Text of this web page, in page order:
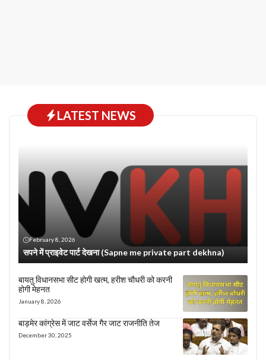
LATEST NEWS
February 8, 2026
सपने में प्राइवेट पार्ट देखना (Sapne me private part dekhna)
बायतु विधानसभा सीट होगी खत्म, हरीश चौधरी को करनी
होगी मेहनत
January 8, 2026
बाड़मेर कांग्रेस में जाट वर्सेज गैर जाट राजनीति तेज
December 30, 2025